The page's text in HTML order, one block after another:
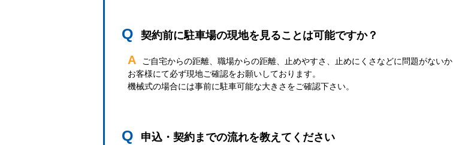
Q 契約前に駐車場の現地を見ることは可能ですか？
A
ご自宅からの距離、職場からの距離、止めやすさ、止めにくさなどに問題がないか
お客様にて必ず現地ご確認をお願いしております。
機械式の場合には事前に駐車可能な大きさをご確認下さい。
Q 申込・契約までの流れを教えてください